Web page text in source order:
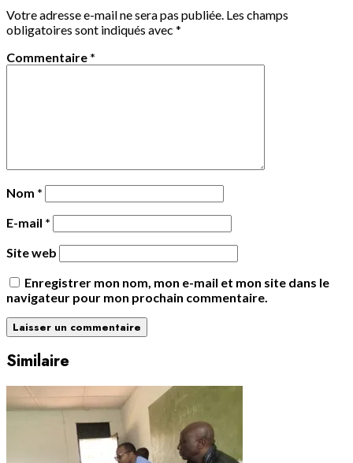
Votre adresse e-mail ne sera pas publiée. Les champs
obligatoires sont indiqués avec *
Commentaire *
Nom *
E-mail *
Site web
Enregistrer mon nom, mon e-mail et mon site dans le
navigateur pour mon prochain commentaire.
Similaire